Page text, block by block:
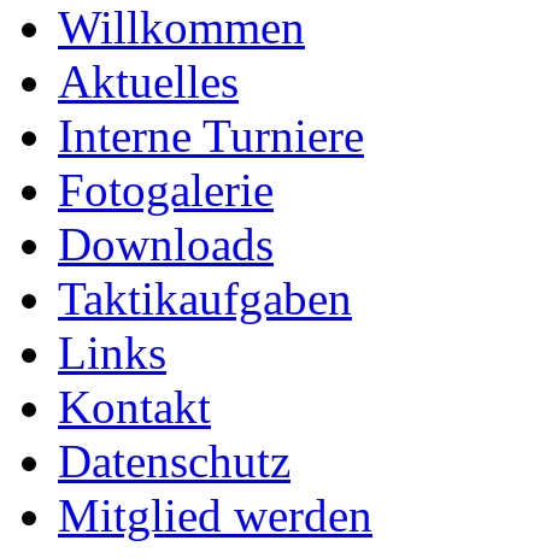
Willkommen
Aktuelles
Interne Turniere
Fotogalerie
Downloads
Taktikaufgaben
Links
Kontakt
Datenschutz
Mitglied werden